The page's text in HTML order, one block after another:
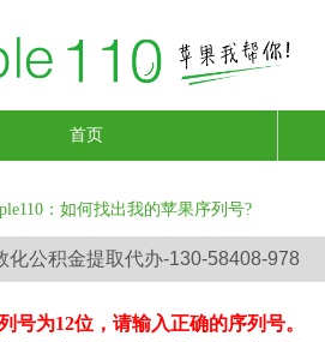
首页
：如何找出我的苹果序列号?
号为12位，请输入正确的序列号。